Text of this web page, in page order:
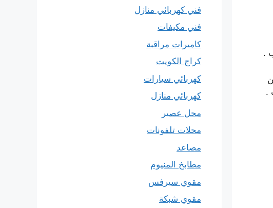
.
.
فني كهربائي منازل
فني مكيفات
كاميرات مراقبة
كراج الكويت
كهربائي سيارات
كهربائي منازل
محل عصير
محلات تلفونات
مصاعد
مطابخ المنيوم
مقوي سيرفس
مقوي شبكة